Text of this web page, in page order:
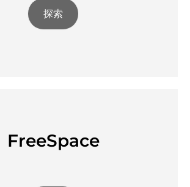
探索
FreeSpace